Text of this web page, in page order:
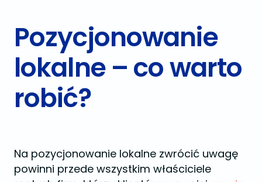
Pozycjonowanie
lokalne – co warto
robić?
Na pozycjonowanie lokalne zwrócić uwagę
powinni przede wszystkim właściciele